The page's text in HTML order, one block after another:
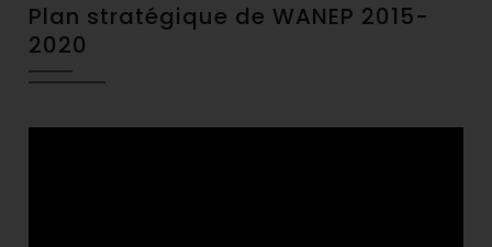
Plan stratégique de WANEP 2015-
2020